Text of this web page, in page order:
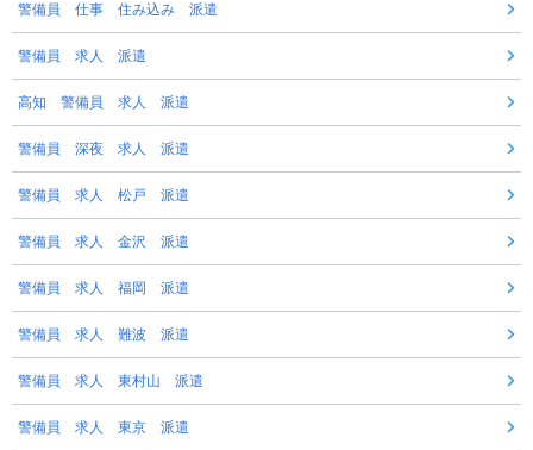
警備員 仕事 住み込み 派遣
警備員 求人 派遣
高知 警備員 求人 派遣
警備員 深夜 求人 派遣
警備員 求人 松戸 派遣
警備員 求人 金沢 派遣
警備員 求人 福岡 派遣
警備員 求人 難波 派遣
警備員 求人 東村山 派遣
警備員 求人 東京 派遣